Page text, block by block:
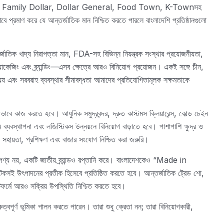
Family Dollar, Dollar General, Food Town, K-Townসহ
প্রমাণ করে যে আন্তর্জাতিক মান নিশ্চিত করতে পারলে বাংলাদেশি প্রতিষ্ঠানগুলো
খাদ্য নিরাপত্তা মান, FDA-সহ বিভিন্ন নিয়ন্ত্রক সংস্থার প্রয়োজনীয়তা,
এবং ব্র্যান্ডিং—এসব ক্ষেত্রে আরও বিনিয়োগ প্রয়োজন। একই সঙ্গে চীন,
এবং সরবরাহ ব্যবস্থার সীমাবদ্ধতা আমাদের প্রতিযোগিতামূলক সক্ষমতাকে
কাজ করতে হবে। আধুনিক সমুদ্রবন্দর, দ্রুত কাস্টমস ক্লিয়ারেন্স, কোল্ড চেইন
এবং লজিস্টিকস উন্নয়নে বিনিয়োগ বাড়াতে হবে। পাশাপাশি ক্ষুদ্র ও
প্রশিক্ষণ এবং বাজার সংযোগ নিশ্চিত করা জরুরি।
নয়, একটি জাতীয় ব্র্যান্ডও রপ্তানি করে। বাংলাদেশকেও “Made in
উৎপাদনের প্রতীক হিসেবে প্রতিষ্ঠিত করতে হবে। আন্তর্জাতিক ট্রেড শো,
আরও সক্রিয় উপস্থিতি নিশ্চিত করতে হবে।
ভূমিকা পালন করতে পারেন। তারা শুধু ক্রেতা নন; তারা বিনিয়োগকারী,